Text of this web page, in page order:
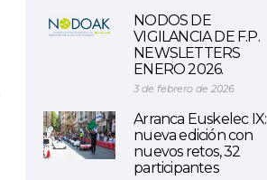
NODOS DE
VIGILANCIA DE F.P.
NEWSLETTERS
ENERO 2026.
3 de febrero de 2026
Arranca Euskelec IX:
nueva edición con
nuevos retos, 32
participantes